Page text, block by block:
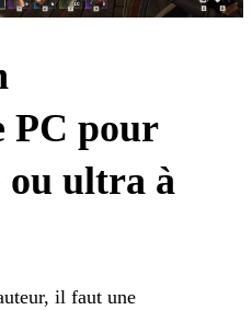
PC pour
ou ultra à
il faut une